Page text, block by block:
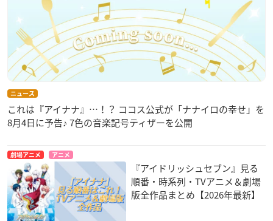
ニュース
これは『アイナナ』…！？ ココス公式が「ナナイロの幸せ」を
8月4日に予告♪ 7色の音楽記号ティザーを公開
劇場アニメ アニメ
『アイドリッシュセブン』見る
順番・時系列・TVアニメ＆劇場
版全作品まとめ【2026年最新】